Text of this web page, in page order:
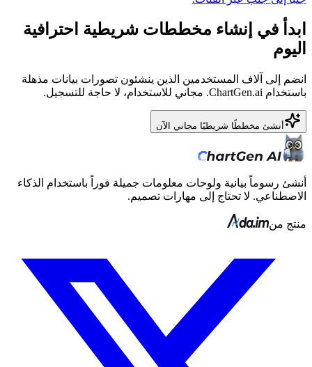
ابدأ في إنشاء مخططات شريطية احترافية
اليوم
انضم إلى آلاف المستخدمين الذين ينشئون تصورات بيانات مذهلة
باستخدام ChartGen.ai. مجاني للاستخدام، لا حاجة للتسجيل.
أنشئ مخططًا شريطيًا مجاني الآن
أنشئ رسوماً بيانية ولوحات معلومات جميلة فوراً باستخدام الذكاء
الاصطناعي. لا تحتاج إلى مهارات تصميم.
منتج من